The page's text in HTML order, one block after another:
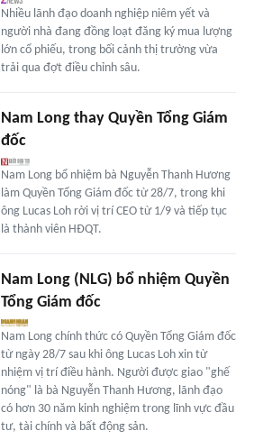
Nhiều lãnh đạo doanh nghiệp niêm yết và
người nhà đang đồng loạt đăng ký mua lượng
lớn cổ phiếu, trong bối cảnh thị trường vừa
trải qua đợt điều chỉnh sâu.
Nam Long thay Quyền Tổng Giám
đốc
Nam Long bổ nhiệm bà Nguyễn Thanh Hương
làm Quyền Tổng Giám đốc từ 28/7, trong khi
ông Lucas Loh rời vị trí CEO từ 1/9 và tiếp tục
là thành viên HĐQT.
Nam Long (NLG) bổ nhiệm Quyền
Tổng Giám đốc
Nam Long chính thức có Quyền Tổng Giám đốc
từ ngày 28/7 sau khi ông Lucas Loh xin từ
nhiệm vị trí điều hành. Người được giao "ghế
nóng" là bà Nguyễn Thanh Hương, lãnh đạo
có hơn 30 năm kinh nghiệm trong lĩnh vực đầu
tư, tài chính và bất động sản.